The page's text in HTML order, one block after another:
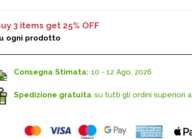
3 items get 25% OFF
ogni prodotto
Consegna Stimata: 10 - 12 Ago, 2026
Spedizione gratuita su tutti gli ordini superiori a